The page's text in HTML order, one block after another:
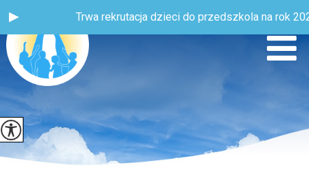
Trwa rekrutacja dzieci do przedszkola na rok